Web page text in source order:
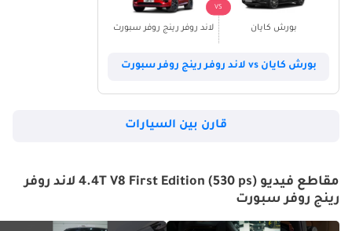
بورش كايان
VS
لاند روفر رينج روفر سبورت
بورش كايان vs لاند روفر رينج روفر سبورت
قارن بين السيارات
مقاطع فيديو 4.4T V8 First Edition (530 ps) لاند روفر
رينج روفر سبورت